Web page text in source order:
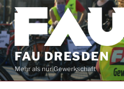
Zum
Inhalt
springen
FAU DRESDEN
Mehr als nur Gewerkschaft